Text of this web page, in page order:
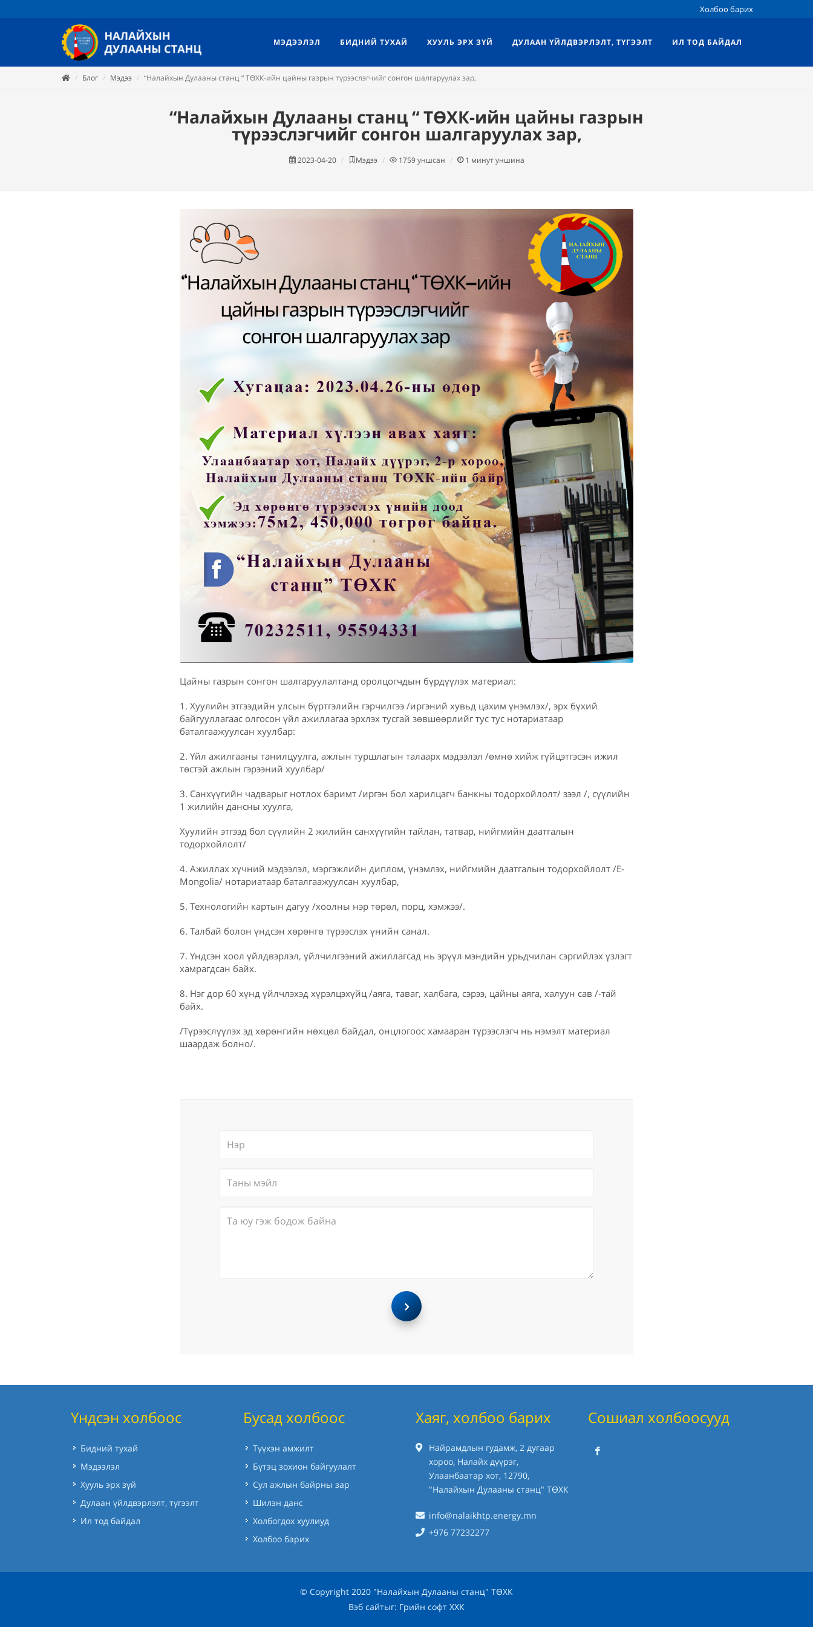
Холбоо барих
МЭДЭЭЛЭЛ БИДНИЙ ТУХАЙ ХУУЛЬ ЭРХ ЗҮЙ ДУЛААН ҮЙЛДВЭРЛЭЛТ, ТҮГЭЭЛТ ИЛ ТОД БАЙДАЛ
Блог Мэдээ “Налайхын Дулааны станц “ ТӨХК-ийн цайны газрын түрээслэгчийг сонгон шалгаруулах зар,
“Налайхын Дулааны станц “ ТӨХК-ийн цайны газрын
түрээслэгчийг сонгон шалгаруулах зар,
2023-04-20 Мэдээ 1759уншсан 1 минут уншина
Цайны газрын сонгон шалгаруулалтанд оролцогчдын бүрдүүлэх материал:
1. Хуулийн этгээдийн улсын бүртгэлийн гэрчилгээ /иргэний хувьд цахим үнэмлэх/, эрх бүхий
байгууллагаас олгосон үйл ажиллагаа эрхлэх тусгай зөвшөөрлийг тус тус нотариатаар
баталгаажуулсан хуулбар:
2. Үйл ажилгааны танилцуулга, ажлын туршлагын талаарх мэдээлэл /өмнө хийж гүйцэтгэсэн ижил
төстэй ажлын гэрээний хуулбар/
3. Санхүүгийн чадварыг нотлох баримт /иргэн бол харилцагч банкны тодорхойлолт/ зээл /, сүүлийн
1 жилийн дансны хуулга,
Хуулийн этгээд бол сүүлийн 2 жилийн санхүүгийн тайлан, татвар, нийгмийн даатгалын
тодорхойлолт/
4. Ажиллах хүчний мэдээлэл, мэргэжлийн диплом, үнэмлэх, нийгмийн даатгалын тодорхойлолт /E-
Mongolia/ нотариатаар баталгаажуулсан хуулбар,
5. Технологийн картын дагуу /хоолны нэр төрөл, порц, хэмжээ/.
6. Талбай болон үндсэн хөрөнгө түрээслэх үнийн санал.
7. Үндсэн хоол үйлдвэрлэл, үйлчилгээний ажиллагсад нь эрүүл мэндийн урьдчилан сэргийлэх үзлэгт
хамрагдсан байх.
8. Нэг дор 60 хүнд үйлчлэхэд хүрэлцэхүйц /аяга, таваг, халбага, сэрээ, цайны аяга, халуун сав /-тай
байх.
/Түрээслүүлэх эд хөрөнгийн нөхцөл байдал, онцлогоос хамааран түрээслэгч нь нэмэлт материал
шаардаж болно/.
Үндсэн холбоос
Бидний тухай
Мэдээлэл
Хууль эрх зүй
Дулаан үйлдвэрлэлт, түгээлт
Ил тод байдал
Бусад холбоос
Түүхэн амжилт
Бүтэц зохион байгуулалт
Сул ажлын байрны зар
Шилэн данс
Холбогдох хуулиуд
Холбоо барих
Хаяг, холбоо барих
Найрамдлын гудамж, 2 дугаар
хороо, Налайх дүүрэг,
Улаанбаатар хот, 12790,
"Налайхын Дулааны станц" ТӨХК
info@nalaikhtp.energy.mn
+976 77232277
Сошиал холбоосууд
© Copyright 2020 "Налайхын Дулааны станц" ТӨХК
Вэб сайтыг: Грийн софт ХХК